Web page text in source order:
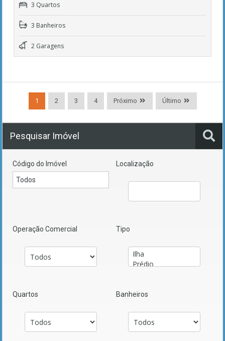
3 Quartos
3 Banheiros
2 Garagens
1 2 3 4 Próximo Último
Pesquisar Imóvel
Código do Imóvel Localização
Operação Comercial Tipo
Quartos Banheiros